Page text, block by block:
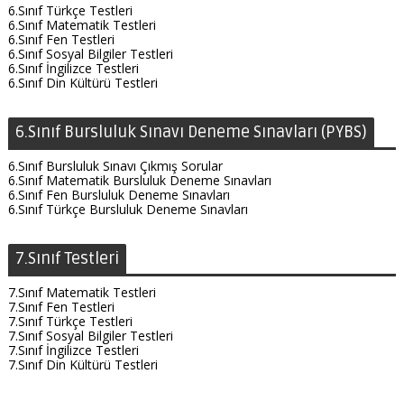
6.Sınıf Türkçe Testleri
6.Sınıf Matematik Testleri
6.Sınıf Fen Testleri
6.Sınıf Sosyal Bilgiler Testleri
6.Sınıf İngilizce Testleri
6.Sınıf Din Kültürü Testleri
6.Sınıf Bursluluk Sınavı Deneme Sınavları (PYBS)
6.Sınıf Bursluluk Sınavı Çıkmış Sorular
6.Sınıf Matematik Bursluluk Deneme Sınavları
6.Sınıf Fen Bursluluk Deneme Sınavları
6.Sınıf Türkçe Bursluluk Deneme Sınavları
7.Sınıf Testleri
7.Sınıf Matematik Testleri
7.Sınıf Fen Testleri
7.Sınıf Türkçe Testleri
7.Sınıf Sosyal Bilgiler Testleri
7.Sınıf İngilizce Testleri
7.Sınıf Din Kültürü Testleri